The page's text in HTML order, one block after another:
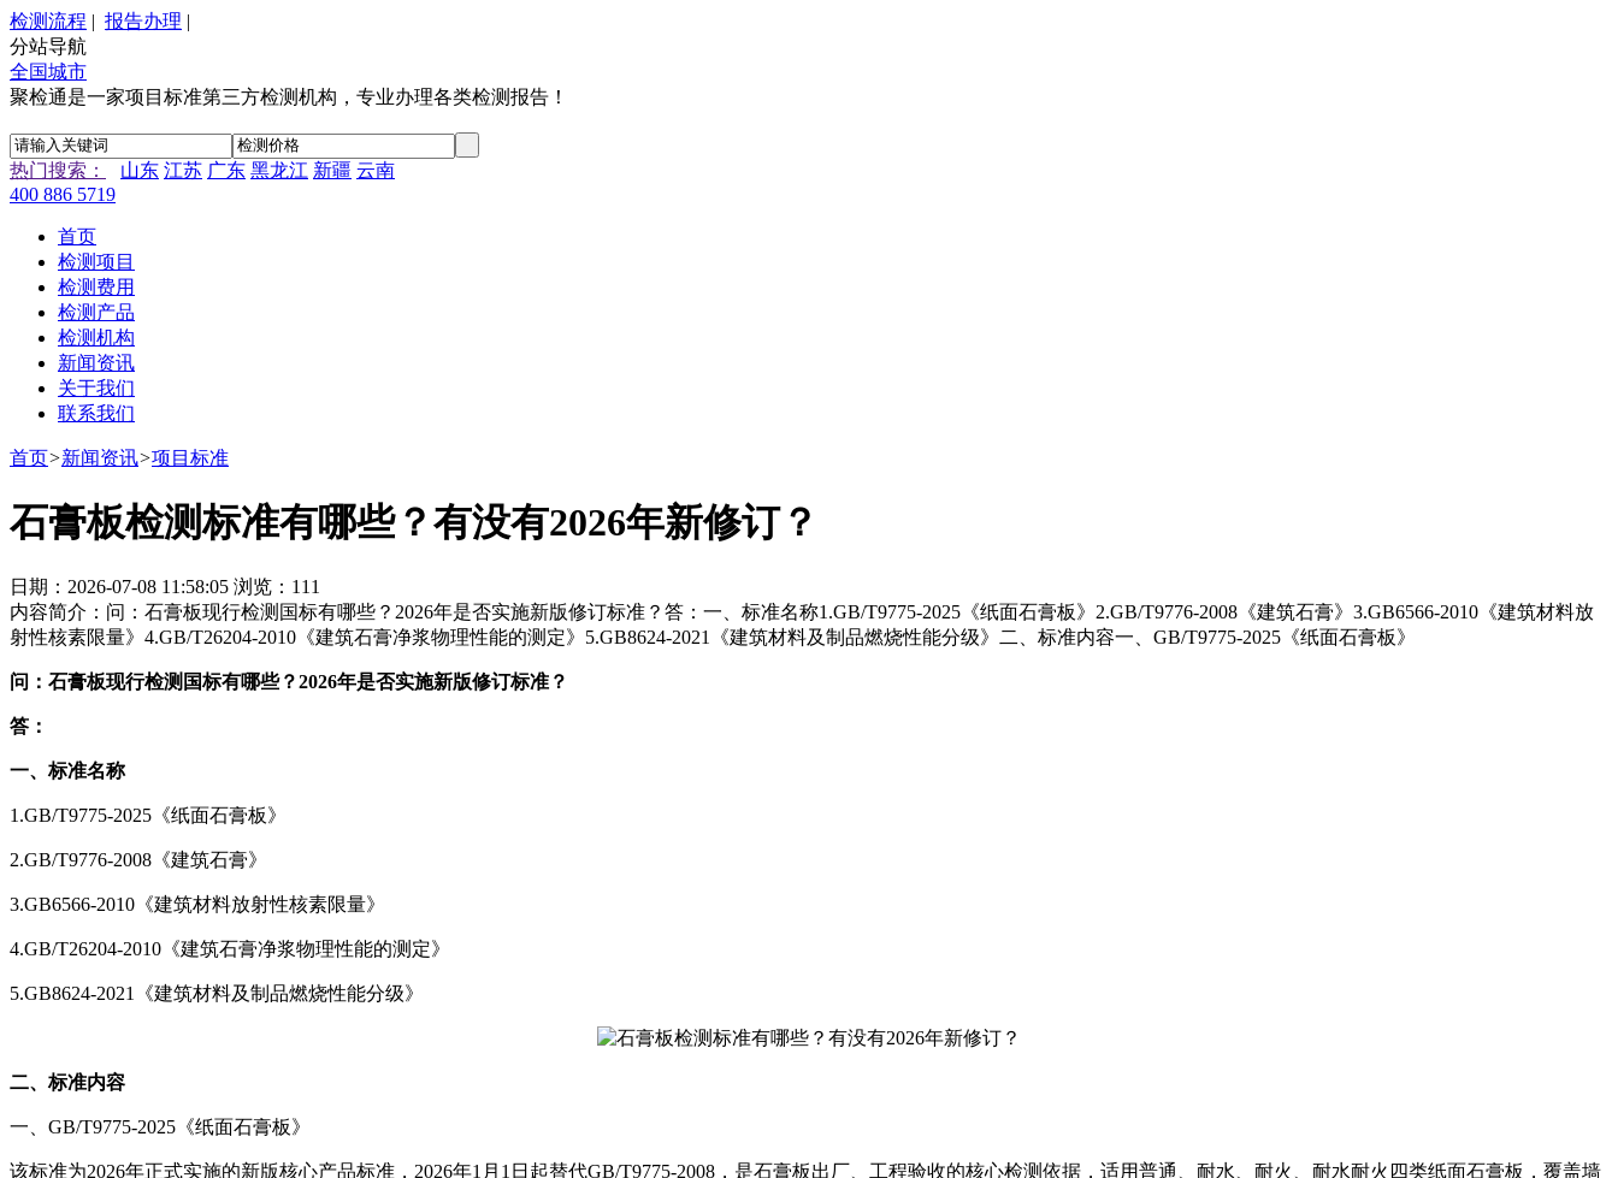
检测流程 | 报告办理 |
分站导航
全国城市
聚检通是一家项目标准第三方检测机构，专业办理各类检测报告！
热门搜索： 山东 江苏 广东 黑龙江 新疆 云南
400 886 5719
首页
检测项目
检测费用
检测产品
检测机构
新闻资讯
关于我们
联系我们
首页>新闻资讯>项目标准
石膏板检测标准有哪些？有没有2026年新修订？
日期：2026-07-08 11:58:05 浏览：111
内容简介：问：石膏板现行检测国标有哪些？2026年是否实施新版修订标准？答：一、标准名称1.GB/T9775-2025《纸面石膏板》2.GB/T9776-2008《建筑石膏》3.GB6566-2010《建筑材料放
射性核素限量》4.GB/T26204-2010《建筑石膏净浆物理性能的测定》5.GB8624-2021《建筑材料及制品燃烧性能分级》二、标准内容一、GB/T9775-2025《纸面石膏板》
问：石膏板现行检测国标有哪些？2026年是否实施新版修订标准？
答：
一、标准名称
1.GB/T9775-2025《纸面石膏板》
2.GB/T9776-2008《建筑石膏》
3.GB6566-2010《建筑材料放射性核素限量》
4.GB/T26204-2010《建筑石膏净浆物理性能的测定》
5.GB8624-2021《建筑材料及制品燃烧性能分级》
二、标准内容
一、GB/T9775-2025《纸面石膏板》
该标准为2026年正式实施的新版核心产品标准，2026年1月1日起替代GB/T9775-2008，是石膏板出厂、工程验收的核心检测依据，适用普通、耐水、耐火、耐水耐火四类纸面石膏板，覆盖墙